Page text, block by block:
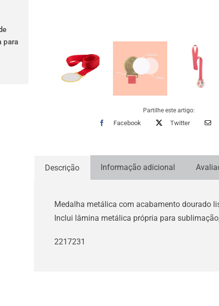
para
Partilhe este artigo:
Facebook Twitter
Descrição Informação adicional
Medalha metálica com acabamento dourado
Inclui lâmina metálica própria para
2217231